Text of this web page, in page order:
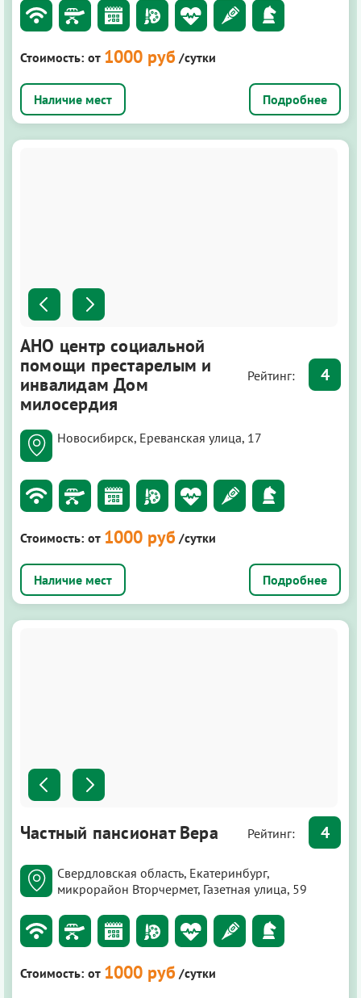
Стоимость: от 1000 руб /сутки
Подробнее
АНО центр социальной
помощи престарелым и
инвалидам Дом
милосердия
Рейтинг: 4
Новосибирск, Ереванская улица, 17
Стоимость: от 1000 руб /сутки
Подробнее
Частный пансионат Вера Рейтинг: 4
Свердловская область, Екатеринбург,
микрорайон Вторчермет, Газетная улица, 59
Стоимость: от 1000 руб /сутки